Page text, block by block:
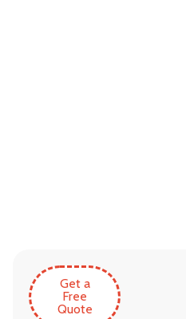
Get a
Free
Quote